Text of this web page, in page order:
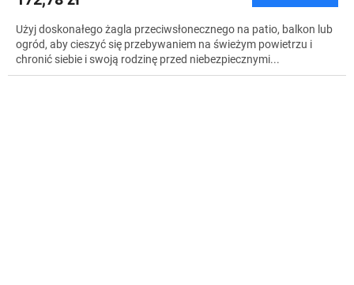
Użyj doskonałego żagla przeciwsłonecznego na patio, balkon lub
ogród, aby cieszyć się przebywaniem na świeżym powietrzu i
chronić siebie i swoją rodzinę przed niebezpiecznymi...